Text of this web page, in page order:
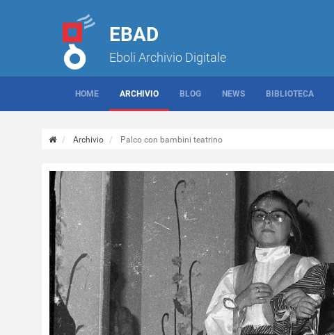
EBAD
Eboli Archivio Digitale
HOME ARCHIVIO BLOG NEWS BIBLIOTECA
Archivio Palco con bambini teatrino